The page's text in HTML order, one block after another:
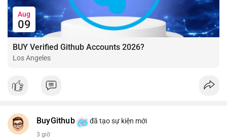
Aug
09
BUY Verified Github Accounts 2026?
Los Angeles
BuyGithub đã tạo sự kiện mới
3 giờ